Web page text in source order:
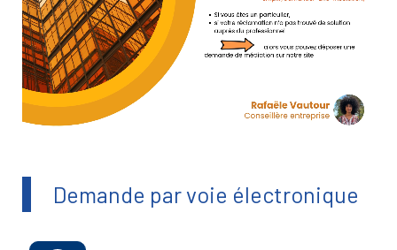
Demande par voie électronique